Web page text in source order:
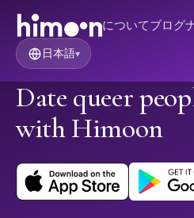
についてブログ
日本語▾
Date queer
with Himoon